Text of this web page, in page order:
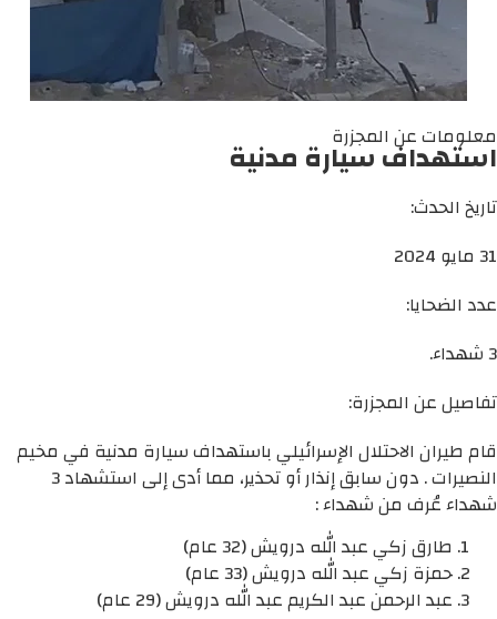
معلومات عن المجزرة
استهداف سيارة مدنية
تاريخ الحدث:
31 مايو 2024
عدد الضحايا:
3 شهداء.
تفاصيل عن المجزرة:
قام طيران الاحتلال الإسرائيلي باستهداف سيارة مدنية في مخيم
النصيرات . دون سابق إنذار أو تحذير، مما أدى إلى استشهاد 3
شهداء عُرف من شهداء :
طارق زكي عبد الله درويش (32 عام)
حمزة زكي عبد الله درويش (33 عام)
عبد الرحمن عبد الكريم عبد الله درويش (29 عام)